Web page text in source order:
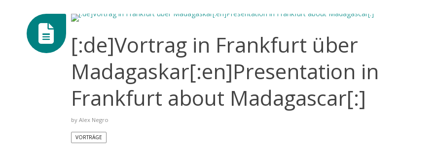
[:de]Vortrag in Frankfurt über
Madagaskar[:en]Presentation in
Frankfurt about Madagascar[:]
by Alex Negro
VORTRÄGE